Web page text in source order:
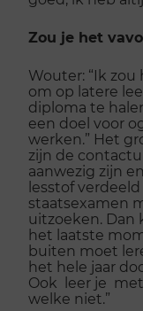
Zou je het
Wouter: “Ik
om op latere
diploma te
een doel voor
werken.” Het
zijn de
aanwezig zijn
lesstof
staatsexamen
uitzoeken. Dan
het laatste
buiten moet
het hele jaar
Ook leer je
welke niet.”